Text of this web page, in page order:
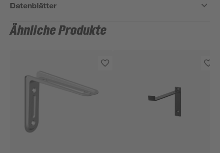
Datenblätter
Ähnliche Produkte